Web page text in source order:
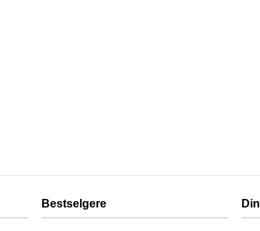
Bestselgere